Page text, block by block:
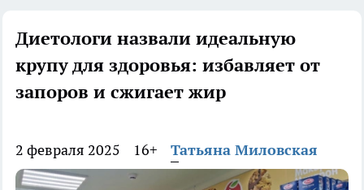
Диетологи назвали идеальную
крупу для здоровья: избавляет от
запоров и сжигает жир
2 февраля 2025 16+ Татьяна Миловская